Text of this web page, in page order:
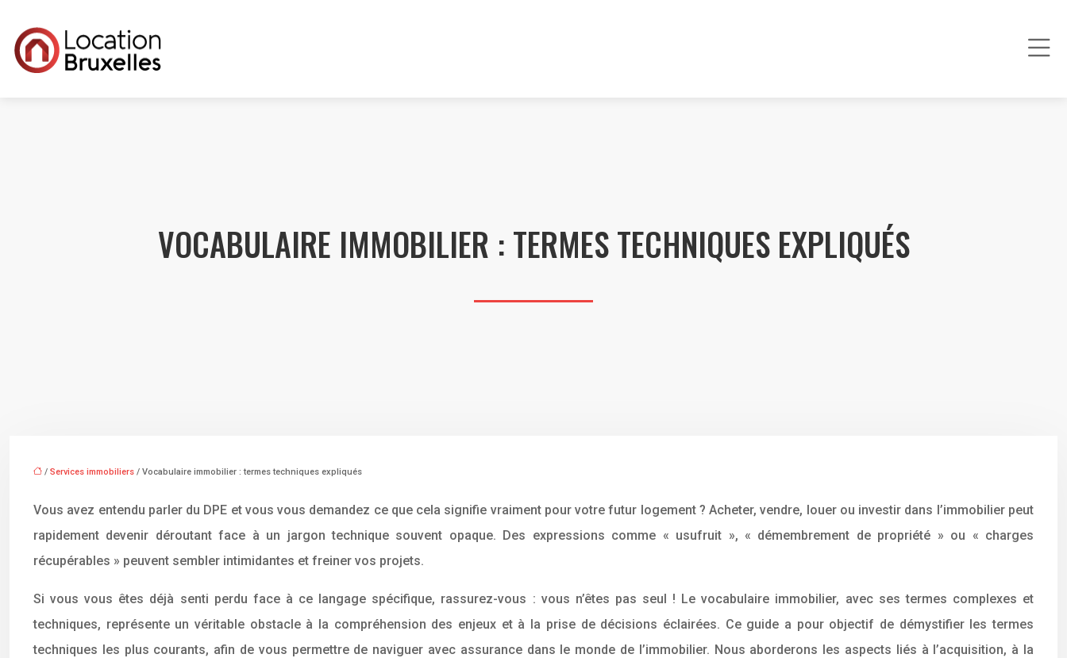
VOCABULAIRE IMMOBILIER : TERMES TECHNIQUES EXPLIQUÉS
/ Services immobiliers / Vocabulaire immobilier : termes techniques expliqués
Vous avez entendu parler du DPE et vous vous demandez ce que cela signifie vraiment pour votre futur logement ? Acheter, vendre, louer ou investir dans l’immobilier peut
rapidement devenir déroutant face à un jargon technique souvent opaque. Des expressions comme « usufruit », « démembrement de propriété » ou « charges
récupérables » peuvent sembler intimidantes et freiner vos projets.
Si vous vous êtes déjà senti perdu face à ce langage spécifique, rassurez-vous : vous n’êtes pas seul ! Le vocabulaire immobilier, avec ses termes complexes et
techniques, représente un véritable obstacle à la compréhension des enjeux et à la prise de décisions éclairées. Ce guide a pour objectif de démystifier les termes
techniques les plus courants, afin de vous permettre de naviguer avec assurance dans le monde de l’immobilier. Nous aborderons les aspects liés à l’acquisition, à la